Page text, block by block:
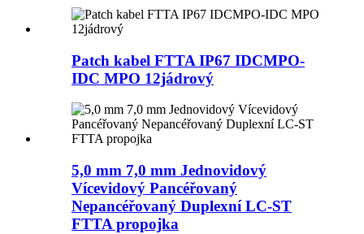
Patch kabel FTTA IP67 IDCMPO-
IDC MPO 12jádrový
5,0 mm 7,0 mm Jednovidový
Vícevidový Pancéřovaný
Nepancéřovaný Duplexní LC-ST
FTTA propojka